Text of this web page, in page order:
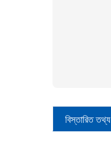
বিস্তারিত তথ্য